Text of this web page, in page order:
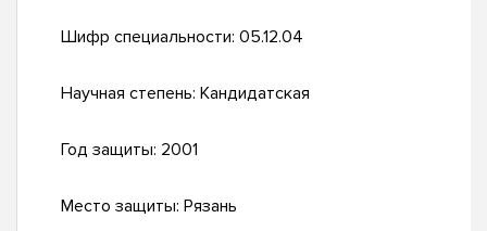
Шифр специальности: 05.12.04
Научная степень: Кандидатская
Год защиты: 2001
Место защиты: Рязань